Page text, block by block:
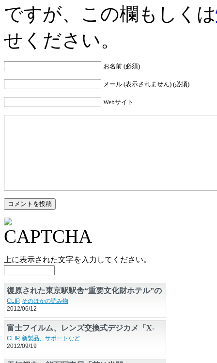
ですが、この欄もしくは
せください。
お名前 (必須)
メール (表示されません) (必須)
Webサイト
上に表示された文字を入力してください。
復原された東京駅駅舎“重要文化財ホテル”の
見どころは？
CLIP, そのほかの読み物
2012/06/12
富士フイルム、レンズ交換式デジカメ「X-
E1」を国内正式発表
CLIP, 新製品、サポートなど
2012/09/19